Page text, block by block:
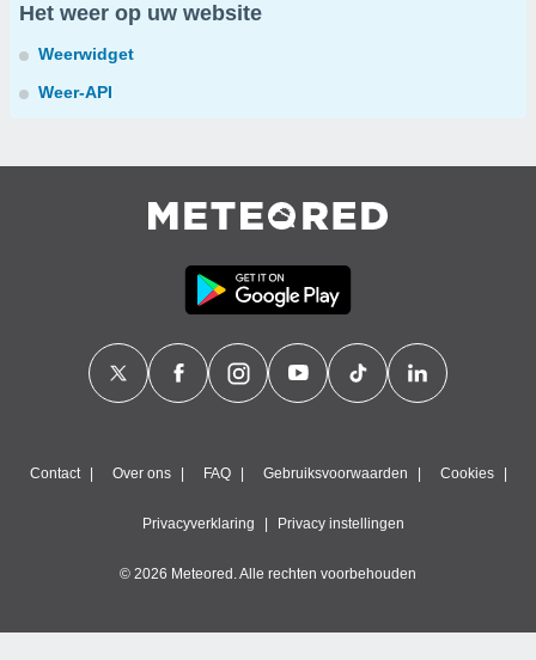
Het weer op uw website
Weerwidget
Weer-API
Contact Over ons FAQ Gebruiksvoorwaarden Cookies
Privacyverklaring Privacy instellingen
© 2026 Meteored. Alle rechten voorbehouden